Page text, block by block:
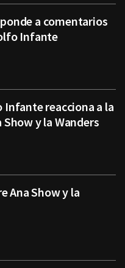
a comentarios
Infante
Infante reacciona a la
y la Wanders
Ana Show y la